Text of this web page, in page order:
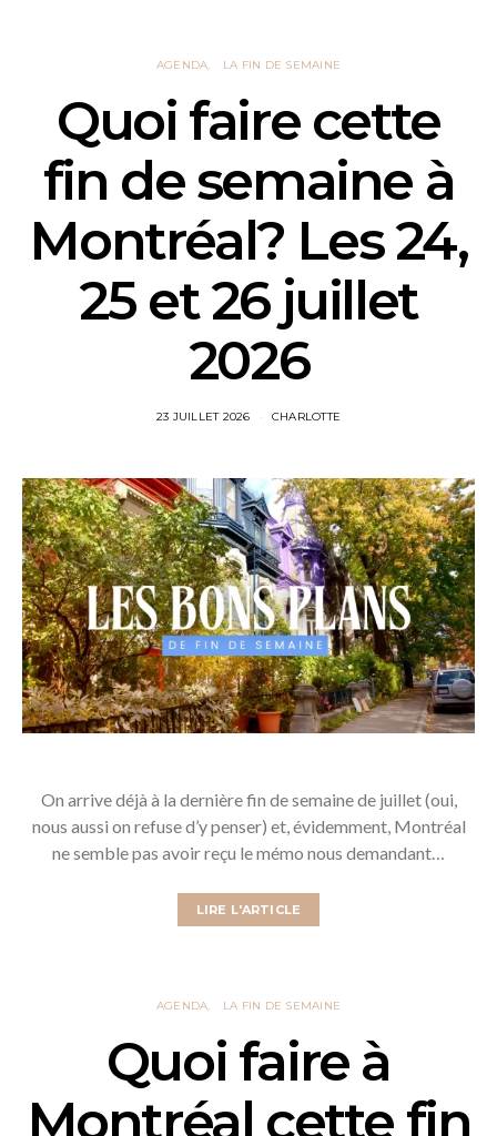
AGENDA LA FIN DE SEMAINE
Quoi faire cette
fin de semaine à
Montréal? Les 24,
25 et 26 juillet
2026
23 JUILLET 2026 CHARLOTTE
On arrive déjà à la dernière fin de semaine de juillet (oui,
nous aussi on refuse d’y penser) et, évidemment, Montréal
ne semble pas avoir reçu le mémo nous demandant…
LIRE L'ARTICLE
AGENDA LA FIN DE SEMAINE
Quoi faire à
Montréal cette fin